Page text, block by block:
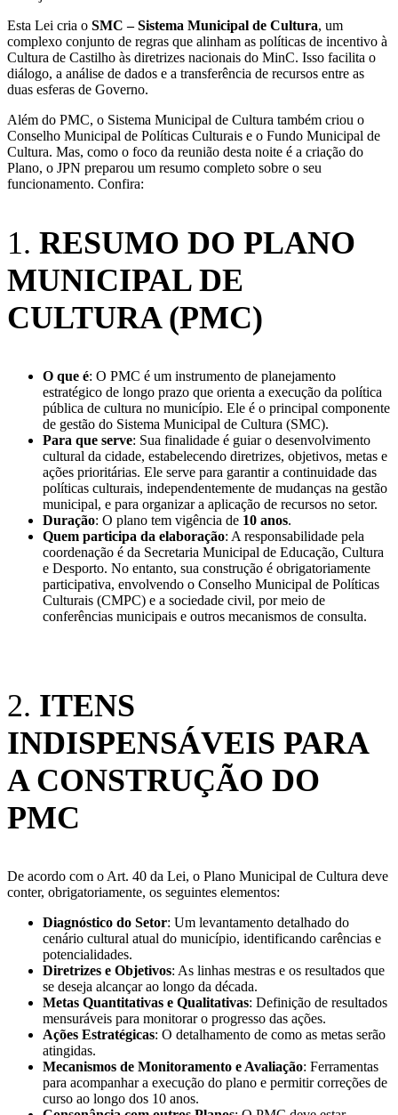
Esta Lei cria o SMC–Sistema Municipal de Cultura, um
complexo conjunto de regras que alinham as políticas de incentivo à
Cultura de Castilho às diretrizes nacionais do MinC. Isso facilita o
diálogo, a análise de dados e a transferência de recursos entre as
duas esferas de Governo.
Além do PMC, o Sistema Municipal de Cultura também criou o
Conselho Municipal de Políticas Culturais e o Fundo Municipal de
Cultura. Mas, como o foco da reunião desta noite é a criação do
Plano, o JPN preparou um resumo completo sobre o seu
funcionamento. Confira:
1. RESUMO DO PLANO
MUNICIPAL DE
CULTURA (PMC)
O que é: O PMC é um instrumento de planejamento
estratégico de longo prazo que orienta a execução da política
pública de cultura no município. Ele é o principal componente
de gestão do Sistema Municipal de Cultura (SMC).
Para que serve: Sua finalidade é guiar o desenvolvimento
cultural da cidade, estabelecendo diretrizes, objetivos, metas e
ações prioritárias. Ele serve para garantir a continuidade das
políticas culturais, independentemente de mudanças na gestão
municipal, e para organizar a aplicação de recursos no setor.
Duração: O plano tem vigência de 10 anos.
Quem participa da elaboração: A responsabilidade pela
coordenação é da Secretaria Municipal de Educação, Cultura
e Desporto. No entanto, sua construção é obrigatoriamente
participativa, envolvendo o Conselho Municipal de Políticas
Culturais (CMPC) e a sociedade civil, por meio de
conferências municipais e outros mecanismos de consulta.
2. ITENS
INDISPENSÁVEIS PARA
A CONSTRUÇÃO DO
PMC
De acordo com o Art. 40 da Lei, o Plano Municipal de Cultura deve
conter, obrigatoriamente, os seguintes elementos:
Diagnóstico do Setor: Um levantamento detalhado do
cenário cultural atual do município, identificando carências e
potencialidades.
Diretrizes e Objetivos: As linhas mestras e os resultados que
se deseja alcançar ao longo da década.
Metas Quantitativas e Qualitativas: Definição de resultados
mensuráveis para monitorar o progresso das ações.
Ações Estratégicas: O detalhamento de como as metas serão
atingidas.
Mecanismos de Monitoramento e Avaliação: Ferramentas
para acompanhar a execução do plano e permitir correções de
curso ao longo dos 10 anos.